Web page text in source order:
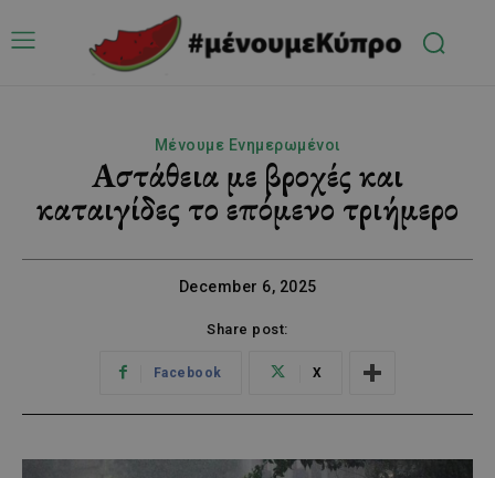
Μένουμε Ενημερωμένοι
Αστάθεια με βροχές και
καταιγίδες το επόμενο τριήμερο
December 6, 2025
Share post:
Facebook X